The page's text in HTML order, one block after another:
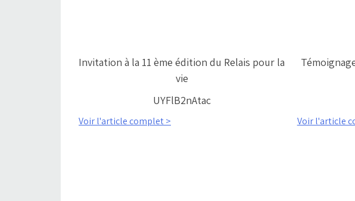
Invitation à la 11 ème édition du Relais pour la
vie
UYFlB2nAtac
Voir l'article complet > Voir l'article